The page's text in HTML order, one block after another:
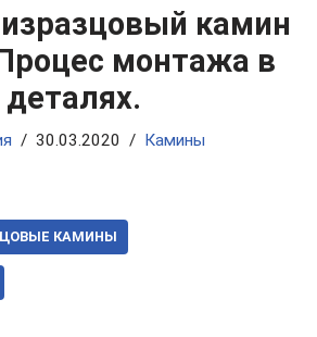
камин
монтажа в
деталях.
30.03.2020 Камины
КАМИНЫ